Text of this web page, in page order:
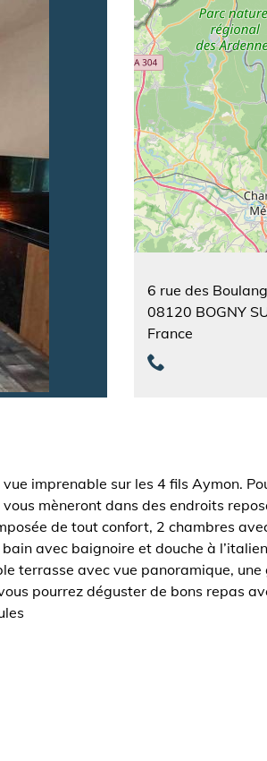
6 rue des
08120 BOGNY
France
imprenable sur les 4 fils Aymon.
mèneront dans des endroits
de tout confort, 2 chambres
avec baignoire et douche à
terrasse avec vue panoramique,
pourrez déguster de bons repas